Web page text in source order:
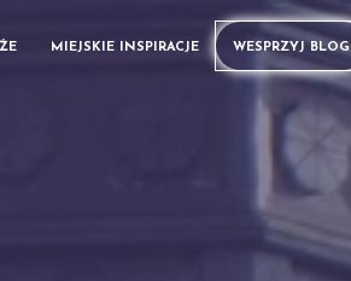
MIEJSKIE INSPIRACJE WESPRZYJ BLOG